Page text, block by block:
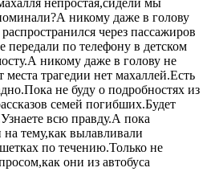
никому даже в голову
через пассажиров
передали по телефону в детском
никому даже в голову не
трагедии нет махаллей.Есть
не буду о подробностях из
семей погибших.Будет
всю правду.А пока
на тему,как вылавливали
по течению.Только не
они из автобуса